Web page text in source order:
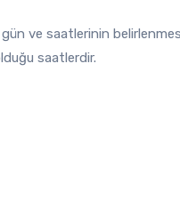
gün ve saatlerinin
saatlerdir.